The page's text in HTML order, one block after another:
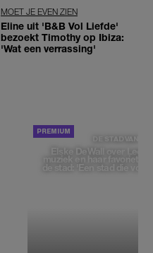
MOET JE EVEN ZIEN
Eline uit 'B&B Vol Liefde'
bezoekt Timothy op Ibiza:
'Wat een verrassing'
DE STAD VAN
Elske DeWall over
muziek en haar favoriete
de stad: 'Een stad die